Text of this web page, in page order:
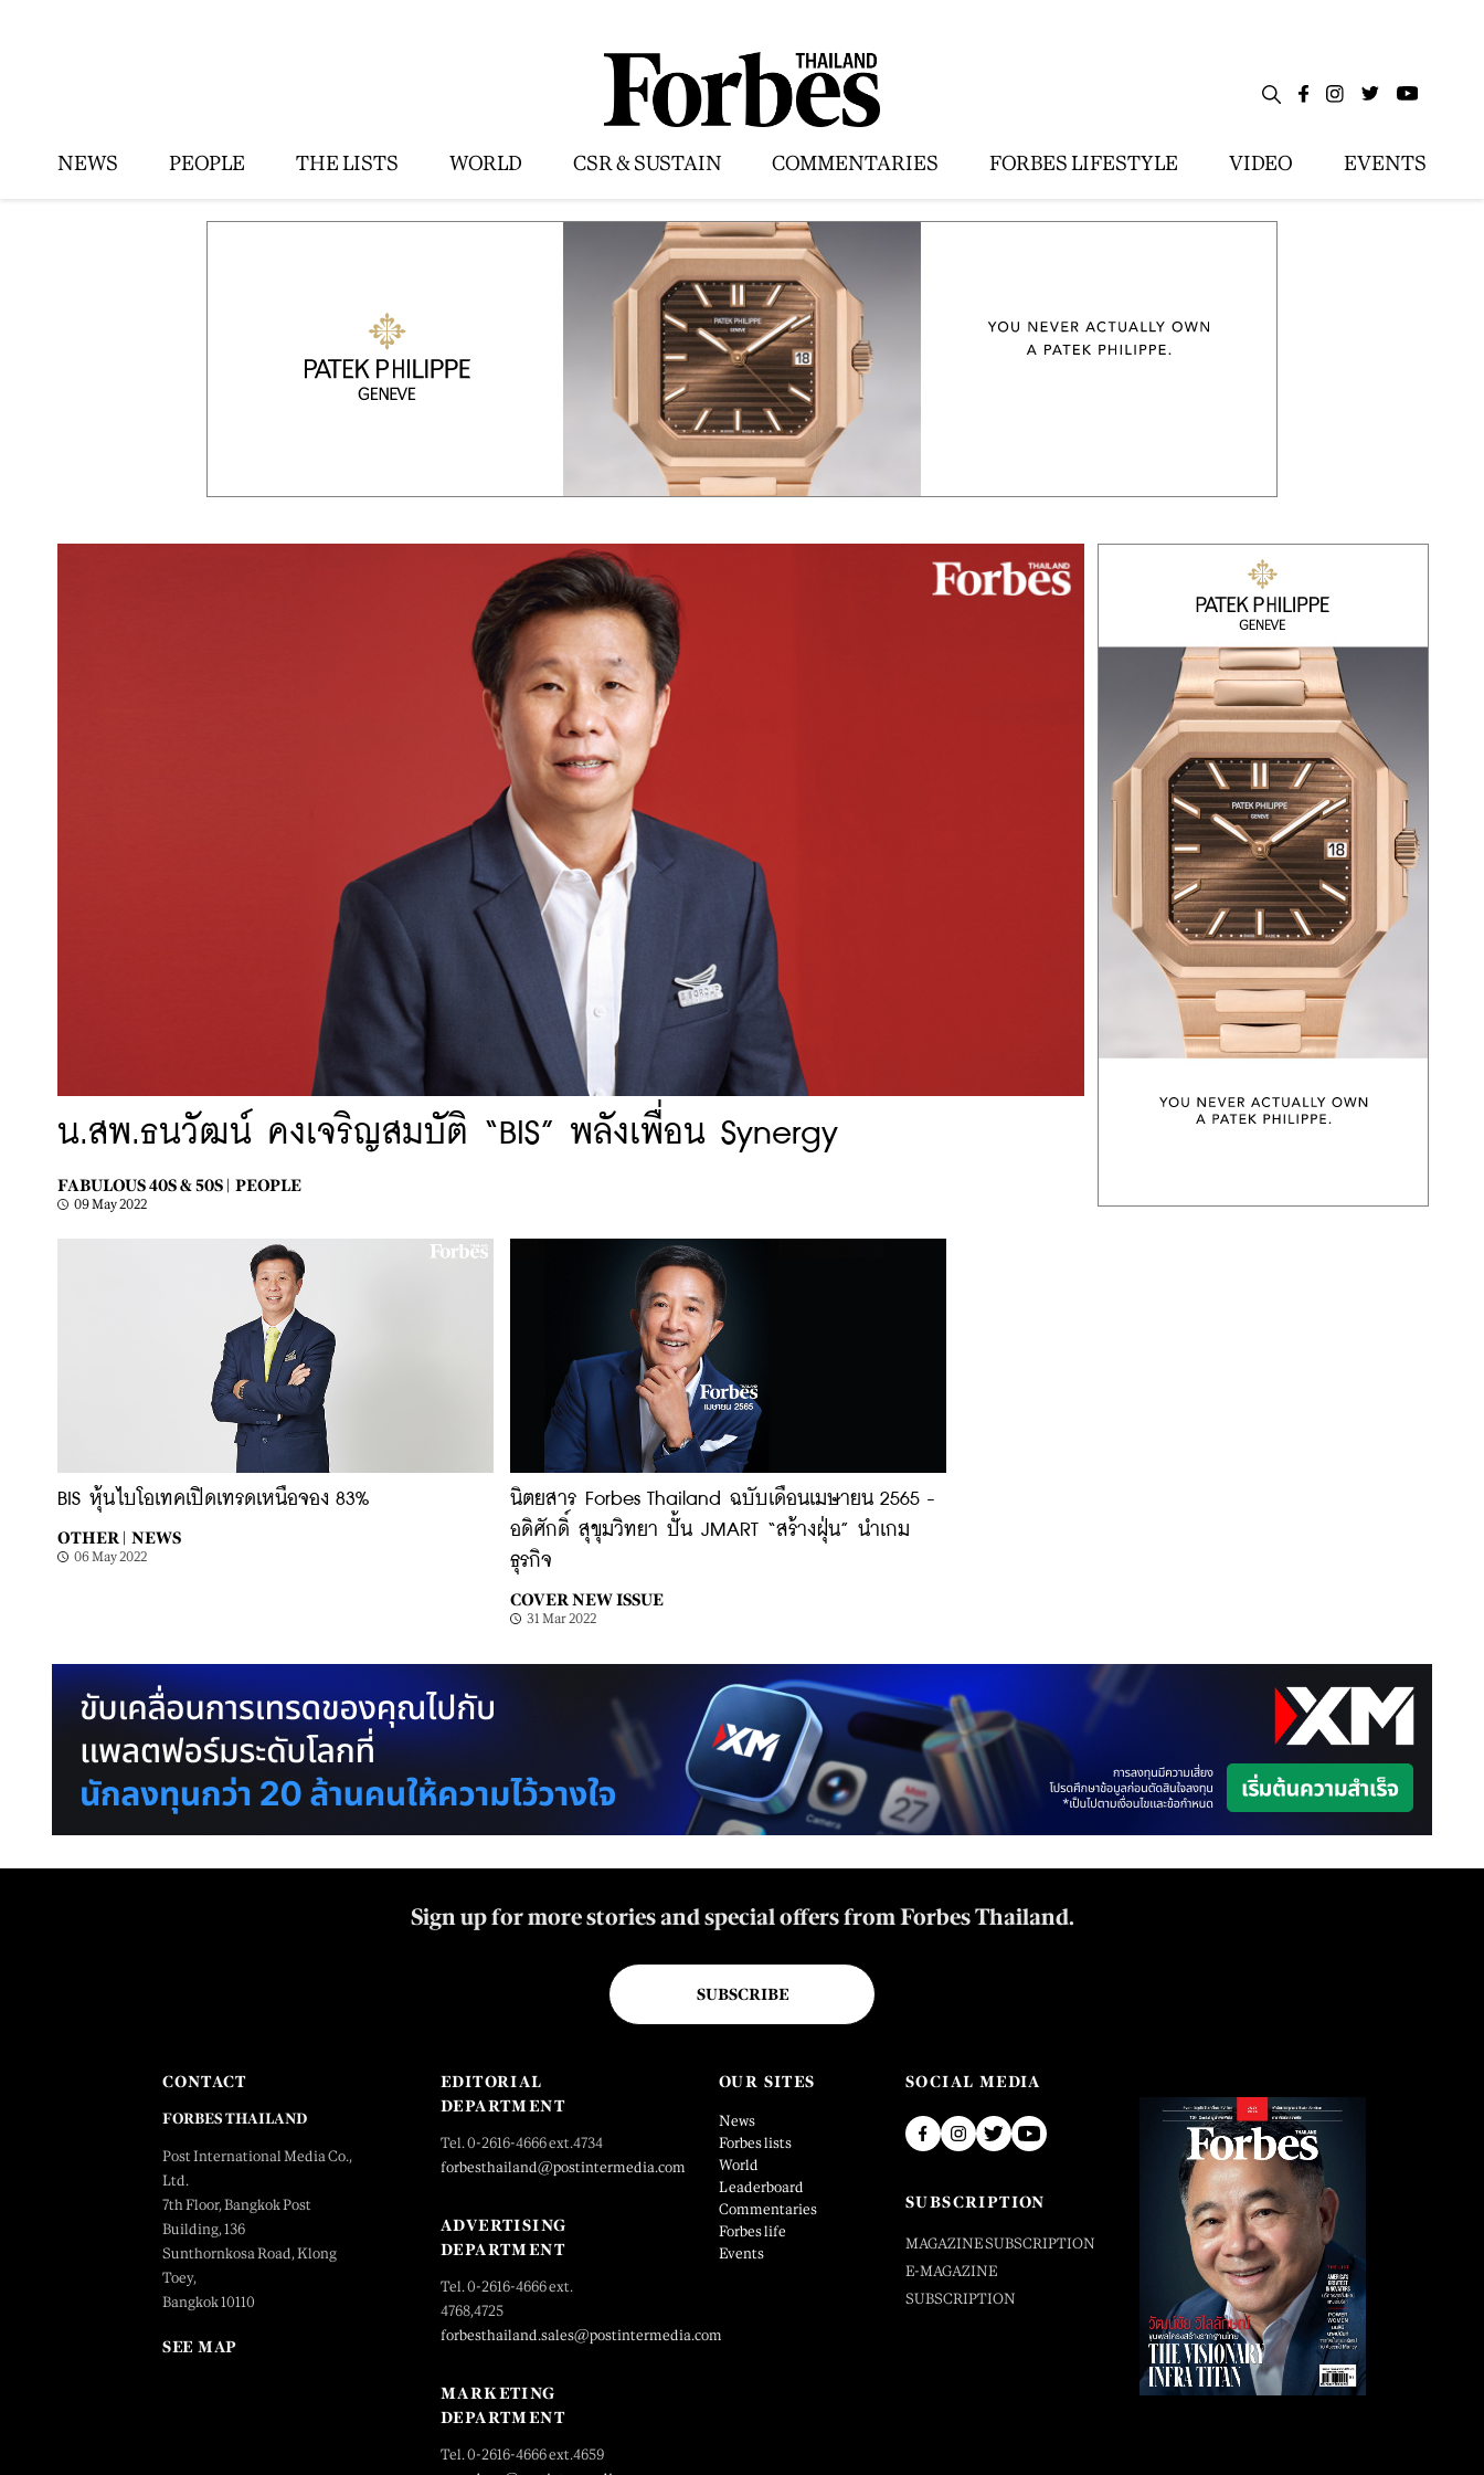
NEWS PEOPLE THE LISTS WORLD CSR & SUSTAIN COMMENTARIES FORBES LIFESTYLE VIDEO EVENTS
น.สพ.ธนวัฒน์ คงเจริญสมบัติ “BIS” พลังเพื่อน Synergy
FABULOUS 40S & 50S | PEOPLE
09 May 2022
BIS หุ้นไบโอเทคเปิดเทรดเหนือจอง 83%
OTHER | NEWS
06 May 2022
นิตยสาร Forbes Thailand ฉบับเดือนเมษายน 2565 -
อดิศักดิ์ สุขุมวิทยา ปั้น JMART “สร้างฝุ่น” นำเกม
ธุรกิจ
COVER NEW ISSUE
31 Mar 2022
Sign up for more stories and special offers from Forbes Thailand.
SUBSCRIBE
CONTACT
FORBES THAILAND
Post International Media Co.,
Ltd.
7th Floor, Bangkok Post
Building, 136
Sunthornkosa Road, Klong
Toey,
Bangkok 10110
SEE MAP
EDITORIAL
DEPARTMENT
Tel. 0-2616-4666 ext.4734
forbesthailand@postintermedia.com
ADVERTISING
DEPARTMENT
Tel. 0-2616-4666 ext.
4768,4725
forbesthailand.sales@postintermedia.com
MARKETING
DEPARTMENT
Tel. 0-2616-4666 ext.4659
OUR SITES
News
Forbes lists
World
Leaderboard
Commentaries
Forbes life
Events
SOCIAL MEDIA
SUBSCRIPTION
MAGAZINE SUBSCRIPTION
E-MAGAZINE
SUBSCRIPTION